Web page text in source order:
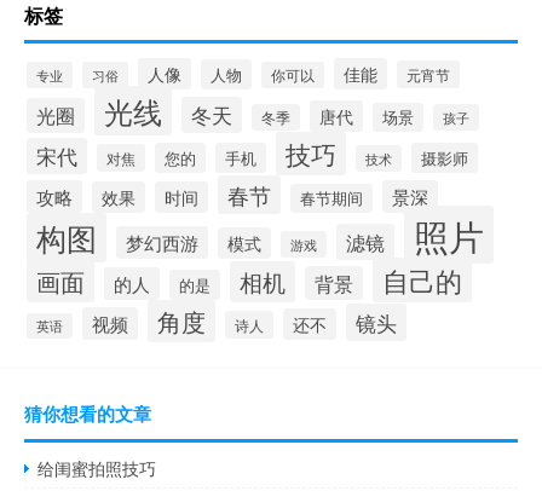
标签
专业 习俗 人像 人物 你可以 佳能 元宵节
光圈 光线 冬天 冬季 唐代 场景 孩子
宋代 对焦 您的 手机 技巧 技术 摄影师
攻略 效果 时间 春节 春节期间 景深
构图 梦幻西游 模式 游戏 滤镜 照片
画面 的人 的是 相机 背景 自己的
英语 视频 角度 诗人 还不 镜头
猜你想看的文章
给闺蜜拍照技巧